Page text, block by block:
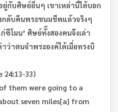
กับศิษย์อื่นๆ เขาเหล่านี้ได้บอก
กลับคืนพระชนมชีพแล้วจริงๆ
ซีโมน’ ศิษย์ทั้งสองคนจึงเล่า
ว่าตนจำพระองค์ได้เมื่อทรงบิ
24:13-33)
them were going to a
seven miles[a] from